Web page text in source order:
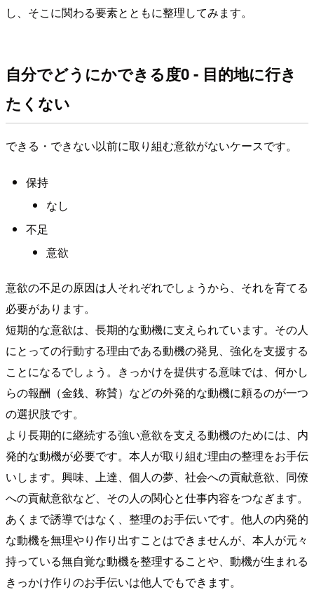
し、そこに関わる要素とともに整理してみます。
自分でどうにかできる度0 - 目的地に行き
たくない
できる・できない以前に取り組む意欲がないケースです。
保持
なし
不足
意欲
意欲の不足の原因は人それぞれでしょうから、それを育てる
必要があります。
短期的な意欲は、長期的な動機に支えられています。その人
にとっての行動する理由である動機の発見、強化を支援する
ことになるでしょう。きっかけを提供する意味では、何かし
らの報酬（金銭、称賛）などの外発的な動機に頼るのが一つ
の選択肢です。
より長期的に継続する強い意欲を支える動機のためには、内
発的な動機が必要です。本人が取り組む理由の整理をお手伝
いします。興味、上達、個人の夢、社会への貢献意欲、同僚
への貢献意欲など、その人の関心と仕事内容をつなぎます。
あくまで誘導ではなく、整理のお手伝いです。他人の内発的
な動機を無理やり作り出すことはできませんが、本人が元々
持っている無自覚な動機を整理することや、動機が生まれる
きっかけ作りのお手伝いは他人でもできます。